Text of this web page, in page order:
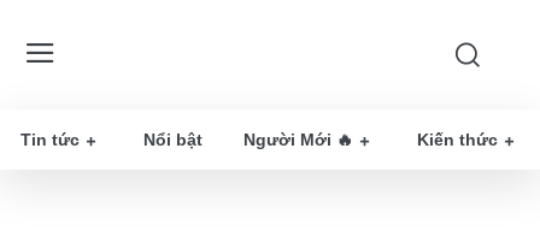
Tin tức Nổi bật Người Mới 🔥 Kiến thức